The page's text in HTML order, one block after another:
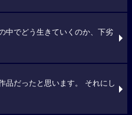
中でどう生きていくのか、下劣
品だったと思います。 それにし